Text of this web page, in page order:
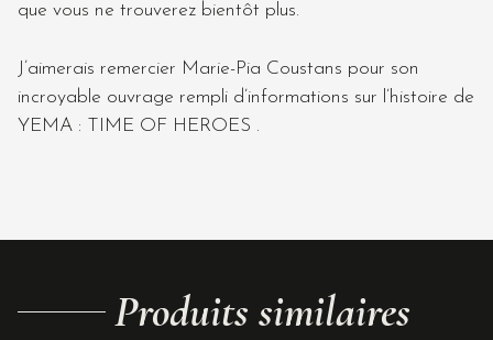
que vous ne trouverez bientôt plus.
J’aimerais remercier Marie-Pia Coustans pour son
incroyable ouvrage rempli d’informations sur l’histoire de
YEMA : TIME OF HEROES .
Produits similaires